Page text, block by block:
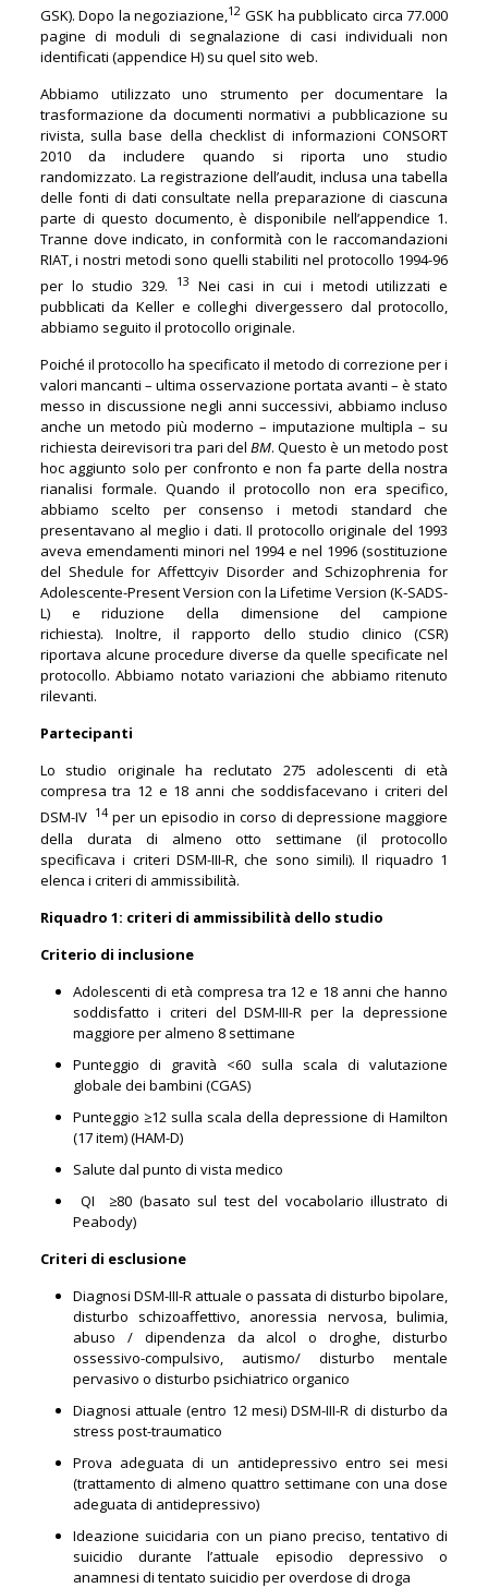
GSK). Dopo la negoziazione,12 GSK ha pubblicato circa 77.000
pagine di moduli di segnalazione di casi individuali non
identificati (appendice H) su quel sito web.
Abbiamo utilizzato uno strumento per documentare la
trasformazione da documenti normativi a pubblicazione su
rivista, sulla base della checklist di informazioni CONSORT
2010 da includere quando si riporta uno studio
randomizzato. La registrazione dell’audit, inclusa una tabella
delle fonti di dati consultate nella preparazione di ciascuna
parte di questo documento, è disponibile nell’appendice 1.
Tranne dove indicato, in conformità con le raccomandazioni
RIAT, i nostri metodi sono quelli stabiliti nel protocollo 1994-96
per lo studio 329.
13 Nei casi in cui i metodi utilizzati e
pubblicati da Keller e colleghi divergessero dal protocollo,
abbiamo seguito il protocollo originale.
Poiché il protocollo ha specificato il metodo di correzione per i
valori mancanti – ultima osservazione portata avanti – è stato
messo in discussione negli anni successivi, abbiamo incluso
anche un metodo più moderno – imputazione multipla – su
richiesta deirevisori tra pari del BM. Questo è un metodo post
hoc aggiunto solo per confronto e non fa parte della nostra
rianalisi formale. Quando il protocollo non era specifico,
abbiamo scelto per consenso i metodi standard che
presentavano al meglio i dati. Il protocollo originale del 1993
aveva emendamenti minori nel 1994 e nel 1996 (sostituzione
del Shedule for Affettcyiv Disorder and Schizophrenia for
Adolescente-Present Version con la Lifetime Version (K-SADS-
L) e riduzione della dimensione del campione
richiesta). Inoltre, il rapporto dello studio clinico (CSR)
riportava alcune procedure diverse da quelle specificate nel
protocollo. Abbiamo notato variazioni che abbiamo ritenuto
rilevanti.
Partecipanti
Lo studio originale ha reclutato 275 adolescenti di età
compresa tra 12 e 18 anni che soddisfacevano i criteri del
DSM-IV 14 per un episodio in corso di depressione maggiore
della durata di almeno otto settimane (il protocollo
specificava i criteri DSM-III-R, che sono simili). Il riquadro 1
elenca i criteri di ammissibilità.
Riquadro 1: criteri di ammissibilità dello studio
Criterio di inclusione
Adolescenti di età compresa tra 12 e 18 anni che hanno
soddisfatto i criteri del DSM-III-R per la depressione
maggiore per almeno 8 settimane
Punteggio di gravità <60 sulla scala di valutazione
globale dei bambini (CGAS)
Punteggio ≥12 sulla scala della depressione di Hamilton
(17 item) (HAM-D)
Salute dal punto di vista medico
QI ≥80 (basato sul test del vocabolario illustrato di
Peabody)
Criteri di esclusione
Diagnosi DSM-III-R attuale o passata di disturbo bipolare,
disturbo schizoaffettivo, anoressia nervosa, bulimia,
abuso / dipendenza da alcol o droghe, disturbo
ossessivo-compulsivo, autismo/ disturbo mentale
pervasivo o disturbo psichiatrico organico
Diagnosi attuale (entro 12 mesi) DSM-III-R di disturbo da
stress post-traumatico
Prova adeguata di un antidepressivo entro sei mesi
(trattamento di almeno quattro settimane con una dose
adeguata di antidepressivo)
Ideazione suicidaria con un piano preciso, tentativo di
suicidio durante l’attuale episodio depressivo o
anamnesi di tentato suicidio per overdose di droga